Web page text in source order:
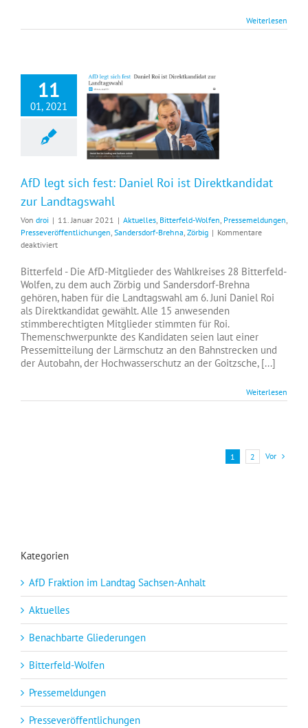
Weiterlesen
11
01, 2021
AfD legt sich fest: Daniel Roi ist Direktkandidat
zur Landtagswahl
Von droi | 11. Januar 2021 | Aktuelles, Bitterfeld-Wolfen, Pressemeldungen,
Presseveröffentlichungen, Sandersdorf-Brehna, Zörbig | Kommentare
deaktiviertfür
legt
sich
fest:
Daniel
ist
Direktkandidat
zur
Landtagswahl
Bitterfeld - Die AfD-Mitglieder des Wahlkreises 28 Bitterfeld-
Wolfen, zu dem auch Zörbig und Sandersdorf-Brehna
gehören, haben für die Landtagswahl am 6. Juni Daniel Roi
als Direktkandidat gewählt. Alle 15 anwesenden
stimmberechtigten Mitglieder stimmten für Roi.
Themenschwerpunkte des Kandidaten seien laut einer
Pressemitteilung der Lärmschutz an den Bahnstrecken und
der Autobahn, der Hochwasserschutz an der Goitzsche, [...]
Weiterlesen
1 2 Vor
Kategorien
AfD Fraktion im Landtag Sachsen-Anhalt
Aktuelles
Benachbarte Gliederungen
Bitterfeld-Wolfen
Pressemeldungen
Presseveröffentlichungen